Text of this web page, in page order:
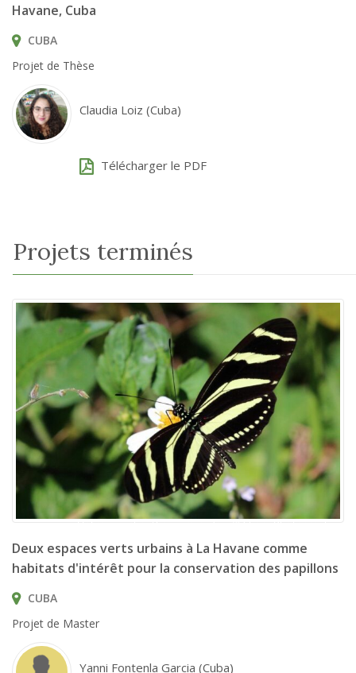
Havane, Cuba
CUBA
Projet de Thèse
Claudia Loiz (Cuba)
Télécharger le PDF
Projets terminés
Deux espaces verts urbains à La Havane comme
habitats d'intérêt pour la conservation des papillons
CUBA
Projet de Master
Yanni Fontenla Garcia (Cuba)